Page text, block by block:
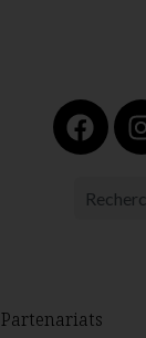
Partenariats